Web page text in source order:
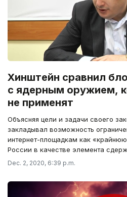
Хинштейн сравнил
с ядерным оружием,
не применят
Объясняя цели и задачи своего
закладывал возможность
интернет-площадкам как
России в качестве элемента
Dec. 2, 2020, 6:39 p.m.